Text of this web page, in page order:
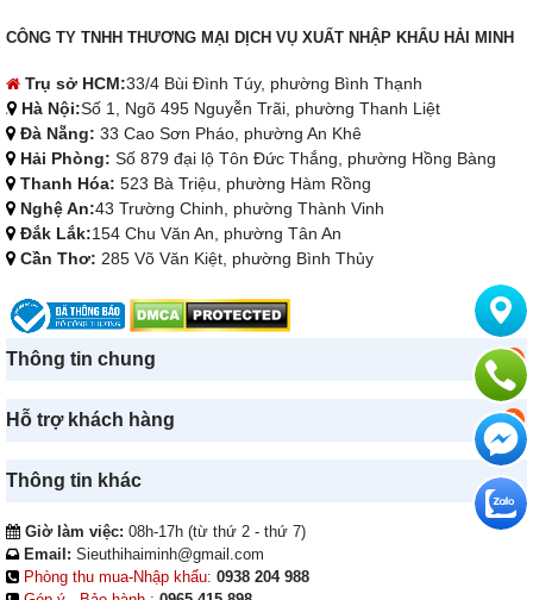
CÔNG TY TNHH THƯƠNG MẠI DỊCH VỤ XUẤT NHẬP KHẨU HẢI MINH
Trụ sở HCM:33/4 Bùi Đình Túy, phường Bình Thạnh
Hà Nội:Số 1, Ngõ 495 Nguyễn Trãi, phường Thanh Liệt
Đà Nẵng: 33 Cao Sơn Pháo, phường An Khê
Hải Phòng: Số 879 đại lộ Tôn Đức Thắng, phường Hồng Bàng
Thanh Hóa: 523 Bà Triệu, phường Hàm Rồng
Nghệ An:43 Trường Chinh, phường Thành Vinh
Đắk Lắk:154 Chu Văn An, phường Tân An
Cần Thơ: 285 Võ Văn Kiệt, phường Bình Thủy
Thông tin chung
Hỗ trợ khách hàng
Thông tin khác
Giờ làm việc: 08h-17h (từ thứ 2 - thứ 7)
Email: Sieuthihaiminh@gmail.com
Phòng thu mua-Nhập khẩu: 0938 204 988